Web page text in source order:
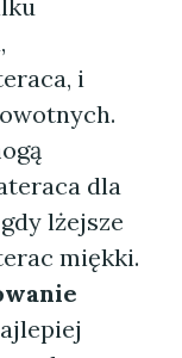
i
dla
lżejsze
miękki.